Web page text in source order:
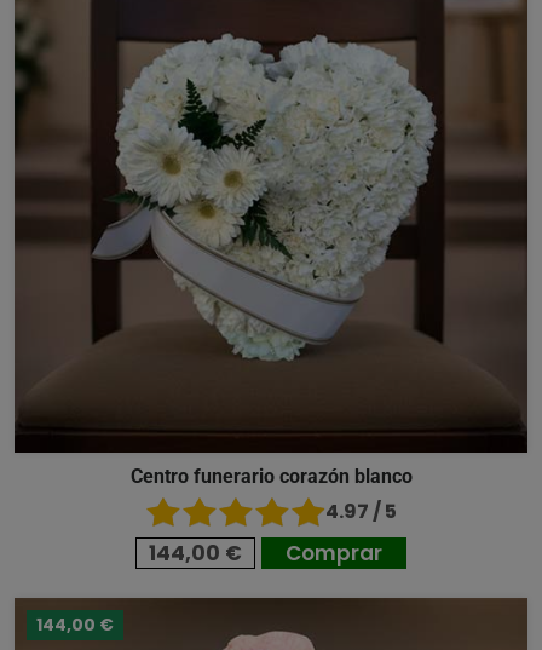
Centro funerario corazón blanco
4.97 / 5
144,00 € Comprar
144,00 €